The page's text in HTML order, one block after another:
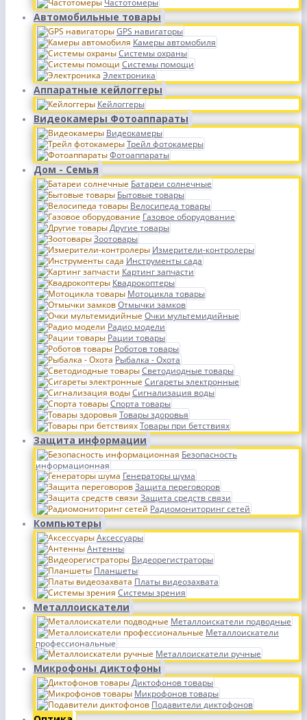
Частотомеры
Автомобильные товары
GPS навигаторы
Камеры автомобиля
Системы охраны
Системы помощи
Электроника
Аппаратные кейлоггеры
Кейлоггеры
Видеокамеры Фотоаппараты
Видеокамеры
Трейл фотокамеры
Фотоаппараты
Дом - Семья
Батареи солнечные
Бытовые товары
Велосипеда товары
Газовое оборудование
Другие товары
Зоотовары
Измерители-контролеры
Инструменты сада
Картинг запчасти
Квадрокоптеры
Мотоцикла товары
Отмычки замков
Очки мультемидийные
Радио модели
Рации товары
Роботов товары
Рыбалка - Охота
Светодиодные товары
Сигареты электронные
Сигнализация воды
Спорта товары
Товары здоровья
Товары при бетствиях
Защита информации
Безопасность
информационная
Генераторы шума
Защита переговоров
Защита средств связи
Радиомониторинг сетей
Компьютеры
Аксессуары
Антенны
Видеорегистраторы
Планшеты
Платы видеозахвата
Системы зрения
Металлоискатели
Металлоискатели подводные
Металлоискатели
профессиональные
Металлоискатели ручные
Микрофоны диктофоны
Диктофонов товары
Микрофонов товары
Подавители диктофонов